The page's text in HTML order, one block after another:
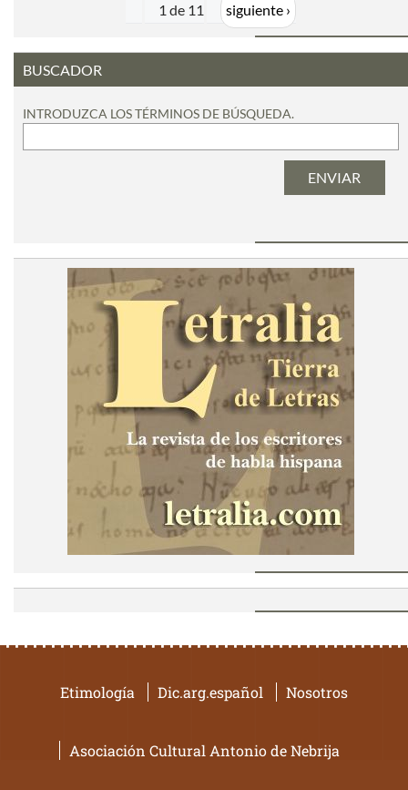
1 de 11 siguiente ›
BUSCADOR
INTRODUZCA LOS TÉRMINOS DE BÚSQUEDA.
Etimología Dic.arg.español Nosotros
Asociación Cultural Antonio de Nebrija